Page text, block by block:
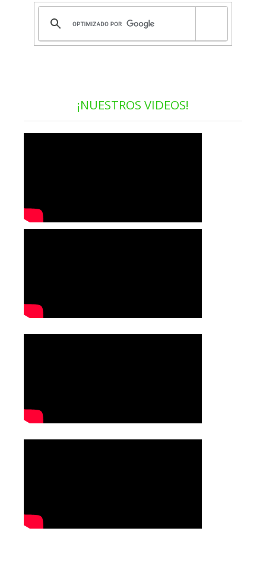
¡NUESTROS VIDEOS!